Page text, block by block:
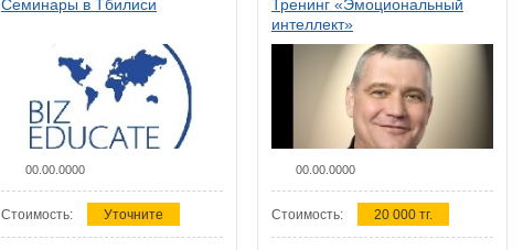
Семинары в Тбилиси
00.00.0000
Стоимость: Уточните
Тренинг «Эмоциональный
интеллект»
00.00.0000
Стоимость: 20 000 тг.